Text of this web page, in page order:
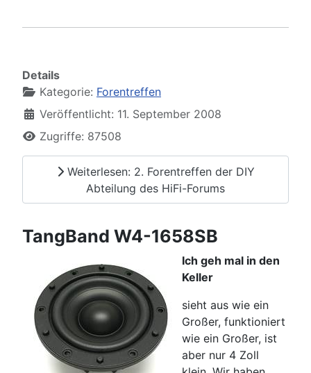
Details
Kategorie: Forentreffen
Veröffentlicht: 11. September 2008
Zugriffe: 87508
Weiterlesen: 2. Forentreffen der DIY
Abteilung des HiFi-Forums
TangBand W4-1658SB
Ich geh mal in den
Keller
sieht aus wie ein
Großer, funktioniert
wie ein Großer, ist
aber nur 4 Zoll